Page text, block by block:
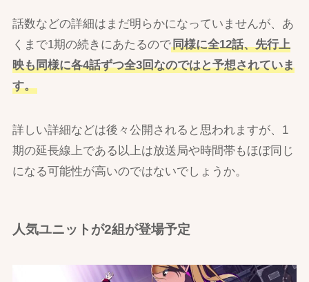
話数などの詳細はまだ明らかになっていませんが、あ
くまで1期の続きにあたるので同様に全12話、先行上
映も同様に各4話ずつ全3回なのではと予想されていま
す。
詳しい詳細などは後々公開されると思われますが、1
期の延長線上である以上は放送局や時間帯もほぼ同じ
になる可能性が高いのではないでしょうか。
人気ユニットが2組が登場予定